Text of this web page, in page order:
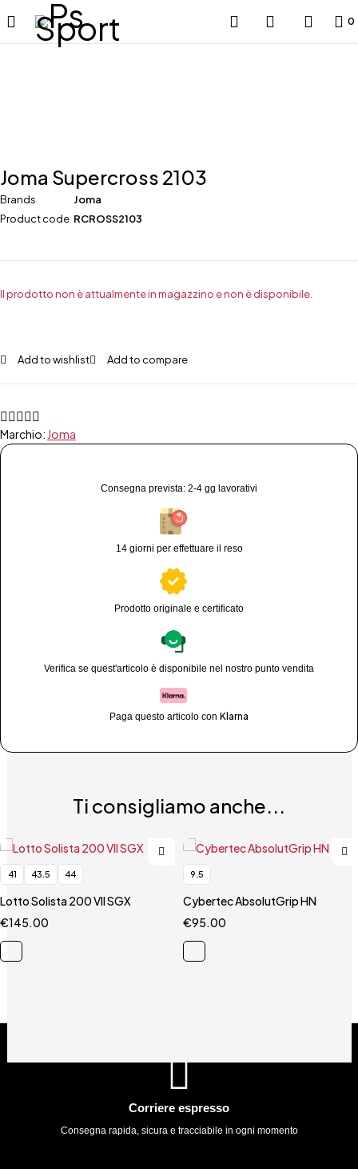
0
Joma Supercross 2103
Brands
Joma
Product code RCROSS2103
Il prodotto non è attualmente in magazzino e non è disponibile.
Add to wishlist Add to compare
Marchio: Joma
Consegna prevista: 2-4 gg lavorativi
14 giorni per effettuare il reso
Prodotto originale e certificato
Verifica se quest'articolo è disponibile nel nostro punto vendita
Paga questo articolo con Klarna
Ti consigliamo anche...
41 43.5 44
Lotto Solista 200 VII SGX
€145.00
9.5
Cybertec AbsolutGrip HN
€95.00
Corriere espresso
Consegna rapida, sicura e tracciabile in ogni momento